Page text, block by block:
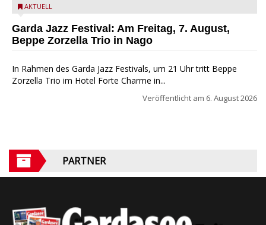
Beppe Zorzella Trio zu Gast beim Garda Jazz Festival
AKTUELL
Garda Jazz Festival: Am Freitag, 7. August,
Beppe Zorzella Trio in Nago
In Rahmen des Garda Jazz Festivals, um 21 Uhr tritt Beppe
Zorzella Trio im Hotel Forte Charme in...
Veröffentlicht am 6. August 2026
PARTNER